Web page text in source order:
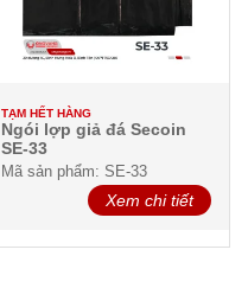
TẠM HẾT HÀNG
Ngói lợp giả đá Secoin
SE-33
Mã sản phẩm: SE-33
Xem chi tiết